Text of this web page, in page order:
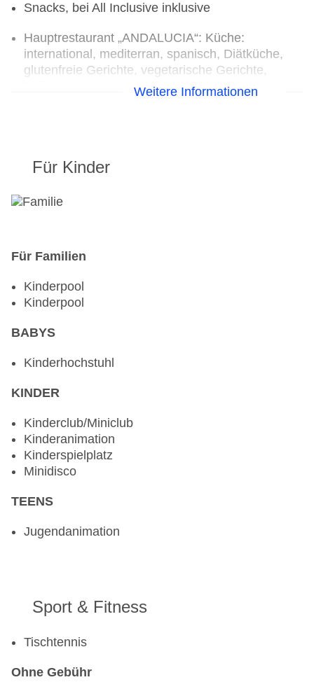
Snacks, bei All Inclusive inklusive
Hauptrestaurant „ANDALUCIA“: Küche:
international, mediterran, spanisch, Diätküche,
glutenfreie Gerichte, vegetarische Gerichte,
Buffet, Showcooking, klimatisierbar,
Poolbar Outdoor „Bar Piscina Almeria“
Weitere Informationen
Für Kinder
Für Familien
Kinderpool
Kinderpool
BABYS
Kinderhochstuhl
KINDER
Kinderclub/Miniclub
Kinderanimation
Kinderspielplatz
Minidisco
TEENS
Jugendanimation
Sport & Fitness
Tischtennis
Ohne Gebühr